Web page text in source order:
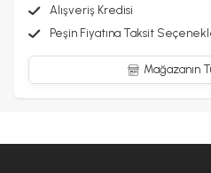
Alışveriş Kredisi
Peşin Fiyatına Taksit
Mağazanın